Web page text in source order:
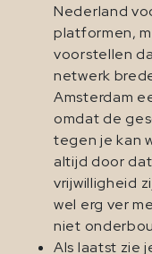
Nederland
platformen,
voorstellen
netwerk
Amsterdam
omdat de
tegen je kan
altijd door
vrijwilligheid
wel erg ver
niet
Als laatst zie